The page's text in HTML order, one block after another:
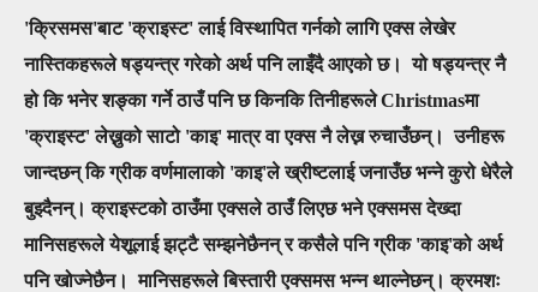
'क्रिसमस'बाट 'क्राइस्ट' लाई विस्थापित गर्नको लागि एक्स लेखेर
नास्तिकहरूले षड्यन्त्र गरेको अर्थ पनि लाइँदै आएको छ। यो षड्यन्त्र नै
हो कि भनेर शङ्का गर्ने ठाउँ पनि छ किनकि तिनीहरूलेChristmasमा
'क्राइस्ट' लेख्नुको साटो 'काइ' मात्र वा एक्स नै लेख्न रुचाउँछन्। उनीहरू
जान्दछन् कि ग्रीक वर्णमालाको 'काइ'ले ख्रीष्टलाई जनाउँछ भन्ने कुरो धेरैले
बुझ्दैनन्। क्राइस्टको ठाउँमा एक्सले ठाउँ लिएछ भने एक्समस देख्दा
मानिसहरूले येशूलाई झट्टै सम्झनेछैनन् र कसैले पनिग्रीक 'काइ'को अर्थ
पनि खोज्नेछैन। मानिसहरूले बिस्तारी एक्समस भन्न थाल्नेछन्। क्रमशः